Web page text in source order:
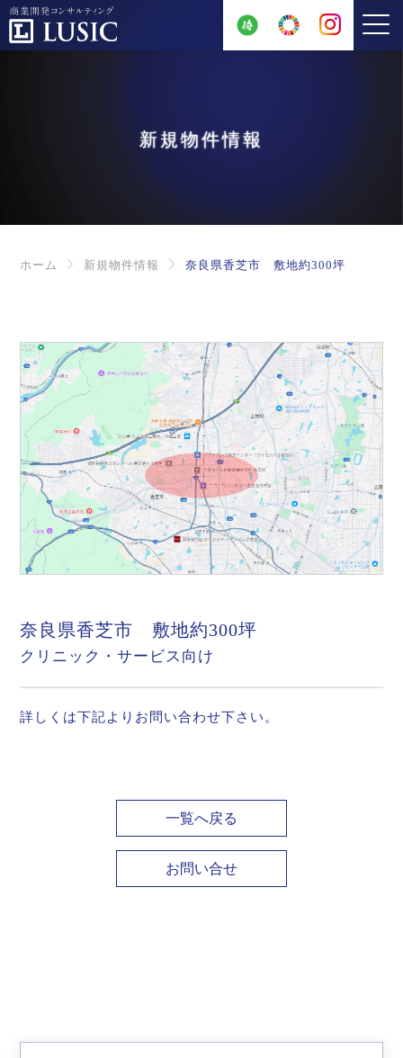
新規物件情報
ホーム 新規物件情報 奈良県香芝市 敷地約300坪
奈良県香芝市 敷地約300坪
クリニック・サービス向け
詳しくは下記よりお問い合わせ下さい。
一覧へ戻る
お問い合せ